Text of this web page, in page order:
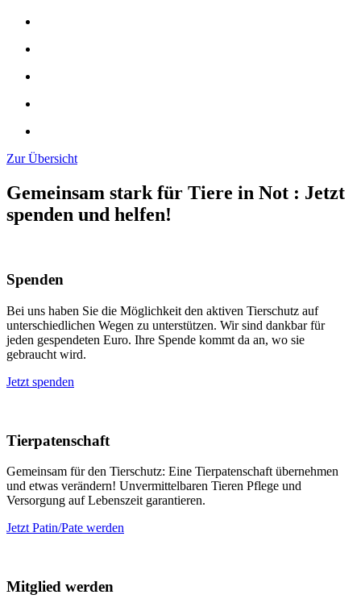
Zur Übersicht
Gemeinsam stark für Tiere in Not : Jetzt
spenden und helfen!
Spenden
Bei uns haben Sie die Möglichkeit den aktiven Tierschutz auf
unterschiedlichen Wegen zu unterstützen. Wir sind dankbar für
jeden gespendeten Euro. Ihre Spende kommt da an, wo sie
gebraucht wird.
Jetzt spenden
Tierpatenschaft
Gemeinsam für den Tierschutz: Eine Tierpatenschaft übernehmen
und etwas verändern! Unvermittelbaren Tieren Pflege und
Versorgung auf Lebenszeit garantieren.
Jetzt Patin/Pate werden
Mitglied werden